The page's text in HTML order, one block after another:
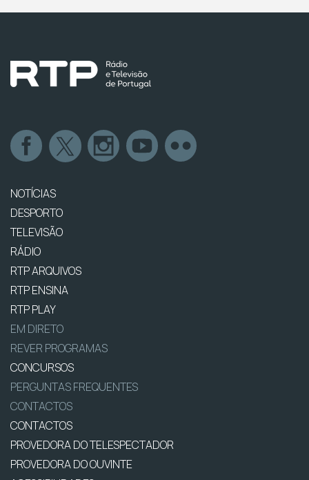
NOTÍCIAS
DESPORTO
TELEVISÃO
RÁDIO
RTP ARQUIVOS
RTP ENSINA
RTP PLAY
EM DIRETO
REVER PROGRAMAS
CONCURSOS
PERGUNTAS FREQUENTES
CONTACTOS
CONTACTOS
PROVEDORA DO TELESPECTADOR
PROVEDORA DO OUVINTE